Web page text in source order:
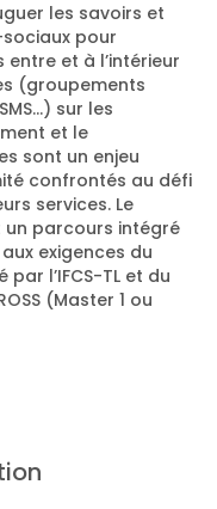
les savoirs et
pour
et à l’intérieur
(groupements
sur les
et le
sont un enjeu
confrontés au défi
services. Le
un parcours intégré
exigences du
l’IFCS-TL et du
(Master 1 ou